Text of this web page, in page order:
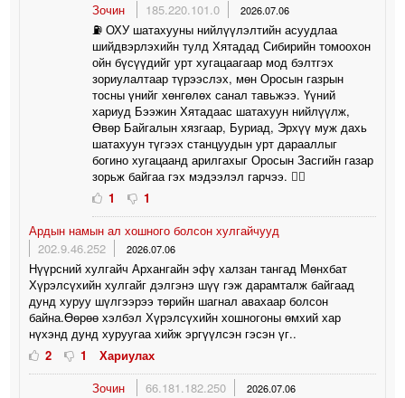
Зочин
185.220.101.0 2026.07.06
⛽️ ОХУ шатахууны нийлүүлэлтийн асуудлаа
шийдвэрлэхийн тулд Хятадад Сибирийн томоохон
ойн бүсүүдийг урт хугацаагаар мод бэлтгэх
зориулалтаар түрээслэх, мөн Оросын газрын
тосны үнийг хөнгөлөх санал тавьжээ. Үүний
хариуд Бээжин Хятадаас шатахуун нийлүүлж,
Өвөр Байгалын хязгаар, Буриад, Эрхүү муж дахь
шатахуун түгээх станцуудын урт дарааллыг
богино хугацаанд арилгахыг Оросын Засгийн газар
зорьж байгаа гэх мэдээлэл гарчээ. 🤦‍♀️
1
1
Ардын намын ал хошного болсон хулгайчууд
202.9.46.252
2026.07.06
Нүүрсний хулгайч Архангайн эфү халзан тангад Мөнхбат
Хүрэлсүхийн хулгайг дэлгэнэ шүү гэж дарамталж байгаад
дунд хуруу шүлгээрээ төрийн шагнал авахаар болсон
байна.Өөрөө хэлбэл Хүрэлсүхийн хошногоны өмхий хар
нүхэнд дунд хуруугаа хийж эргүүлсэн гэсэн үг..
2
1
Хариулах
Зочин
66.181.182.250 2026.07.06